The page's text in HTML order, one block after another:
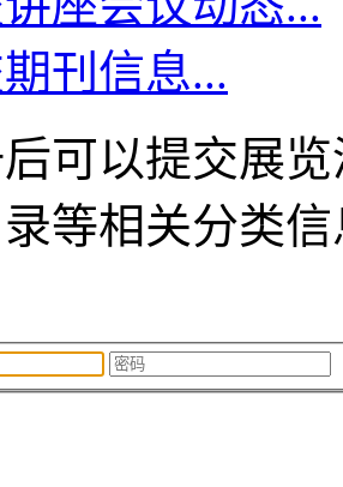
刊信息...
可以提交展
等相关分类